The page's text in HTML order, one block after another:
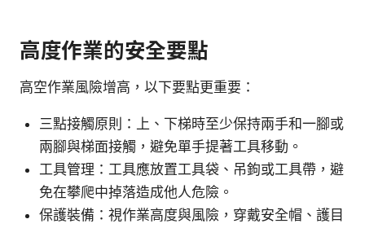
高度作業的安全要點
高空作業風險增高，以下要點更重要：
三點接觸原則：上、下梯時至少保持兩手和一腳或
兩腳與梯面接觸，避免單手提著工具移動。
工具管理：工具應放置工具袋、吊鉤或工具帶，避
免在攀爬中掉落造成他人危險。
保護裝備：視作業高度與風險，穿戴安全帽、護目